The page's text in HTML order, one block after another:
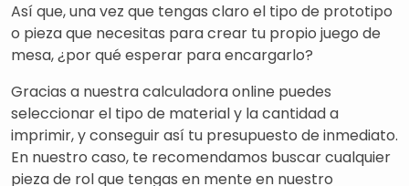
Así que, una vez que tengas claro el tipo de prototipo
o pieza que necesitas para crear tu propio juego de
mesa, ¿por qué esperar para encargarlo?
Gracias a nuestra calculadora online puedes
seleccionar el tipo de material y la cantidad a
imprimir, y conseguir así tu presupuesto de inmediato.
En nuestro caso, te recomendamos buscar cualquier
pieza de rol que tengas en mente en nuestro